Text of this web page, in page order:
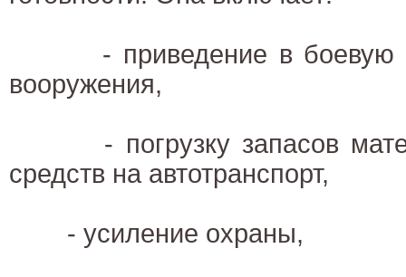
- приведение в боевую
вооружения,
- погрузку запасов
средств на автотранспорт,
- усиление охраны,